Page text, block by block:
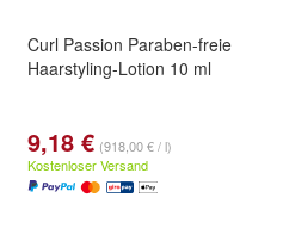
Curl Passion Paraben-freie
Haarstyling-Lotion 10 ml
9,18 € (918,00 € / l)
Kostenloser Versand